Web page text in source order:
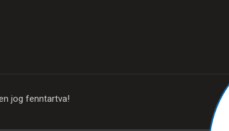
jog fenntartva!